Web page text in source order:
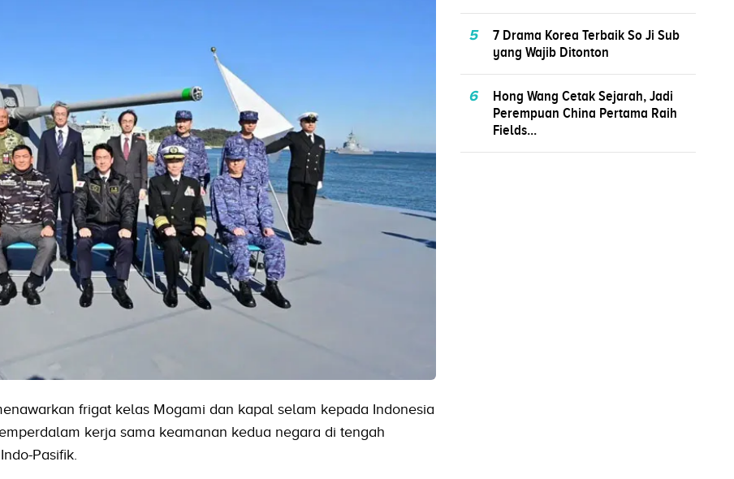
frigat kelas Mogami dan kapal selam kepada Indonesia
kerja sama keamanan kedua negara di tengah
Pasifik.
5
7 Drama Korea Terbaik So Ji Sub
yang Wajib Ditonton
6
Hong Wang Cetak Sejarah, Jadi
Perempuan China Pertama Raih
Fields...